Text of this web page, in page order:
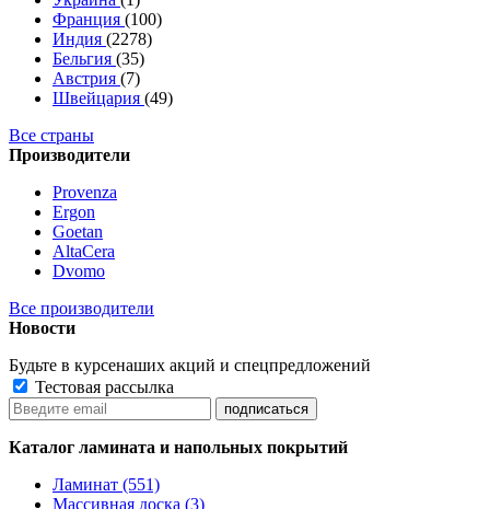
Франция (100)
Индия (2278)
Бельгия (35)
Австрия (7)
Швейцария (49)
Все страны
Производители
Provenza
Ergon
Goetan
AltaСera
Dvomo
Все производители
Новости
Будьте в курсенаших акций и спецпредложений
Тестовая рассылка
Каталог ламината и напольных покрытий
Ламинат (551)
Массивная доска (3)